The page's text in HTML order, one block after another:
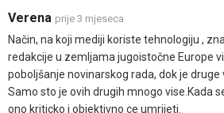
Verena prije 3 mjeseca
Način, na koji mediji koriste tehnologiju ,
redakcije u zemljama jugoistočne Europe
poboljšanje novinarskog rada, dok je druge
Samo sto je ovih drugih mnogo vise.Kada
ono kriticko i objektivno ce umrijeti.